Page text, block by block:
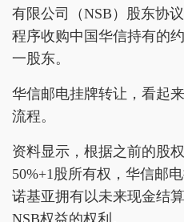
有限公司（NSB）股东协
程序收购中国华信持有的
一股东。
华信邮电挂牌转让，看起
流程。
资料显示，根据之前的股
50%+1股所有权，华信邮
诺基亚拥有以未来现金结
NSB权益的权利。